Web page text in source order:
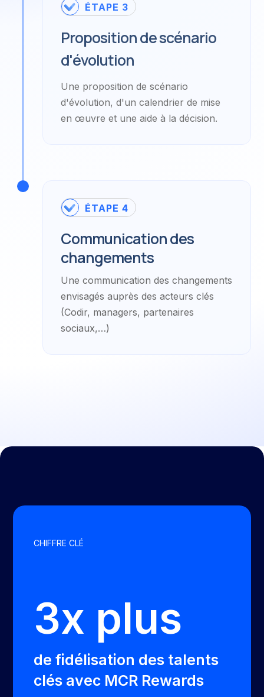
ÉTAPE 3
Proposition de scénario
d'évolution
Une proposition de scénario
d'évolution, d'un calendrier de mise
en œuvre et une aide à la décision.
ÉTAPE 4
Communication des
changements
Une communication des changements
envisagés auprès des acteurs clés
(Codir, managers, partenaires
sociaux,…)
CHIFFRE CLÉ
3x plus
de fidélisation des talents
clés avec MCR Rewards